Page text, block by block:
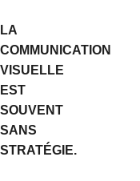
LA
COMMUNICATION
VISUELLE
EST
SOUVENT
SANS
STRATÉGIE.